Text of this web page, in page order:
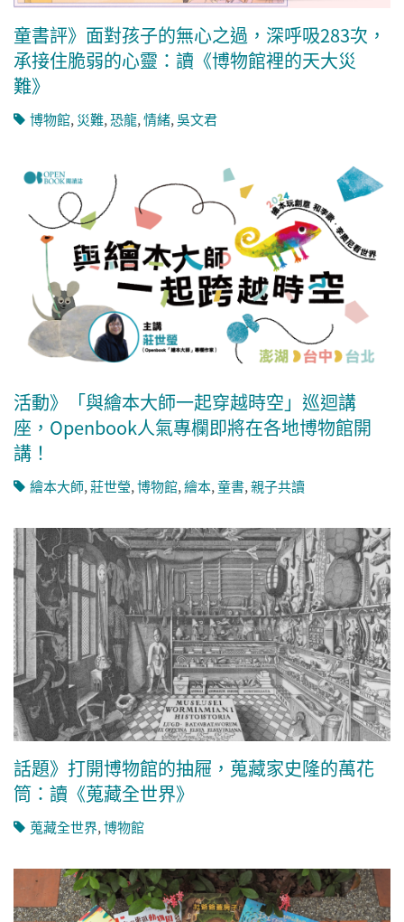
童書評》面對孩子的無心之過，深呼吸283次，
承接住脆弱的心靈：讀《博物館裡的天大災
難》
博物館,災難,恐龍,情緒,吳文君
活動》「與繪本大師一起穿越時空」巡迴講
座，Openbook人氣專欄即將在各地博物館開
講！
繪本大師,莊世瑩,博物館,繪本,童書,親子共讀
話題》打開博物館的抽屜，蒐藏家史隆的萬花
筒：讀《蒐藏全世界》
蒐藏全世界,博物館